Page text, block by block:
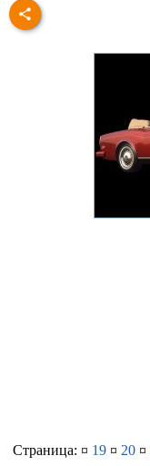
Страница: ¤ 19¤ 20¤